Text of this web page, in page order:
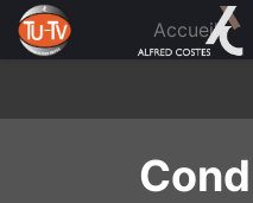
content
Accueil